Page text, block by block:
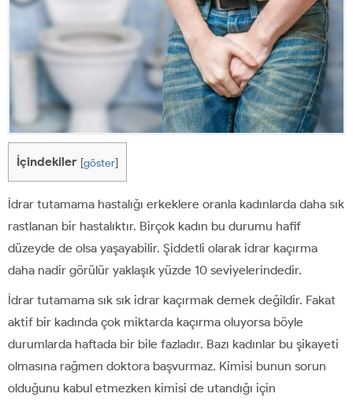
İçindekiler [göster]
İdrar tutamama hastalığı erkeklere oranla kadınlarda daha sık
rastlanan bir hastalıktır. Birçok kadın bu durumu hafif
düzeyde de olsa yaşayabilir. Şiddetli olarak idrar kaçırma
daha nadir görülür yaklaşık yüzde 10 seviyelerindedir.
İdrar tutamama sık sık idrar kaçırmak demek değildir. Fakat
aktif bir kadında çok miktarda kaçırma oluyorsa böyle
durumlarda haftada bir bile fazladır. Bazı kadınlar bu şikayeti
olmasına rağmen doktora başvurmaz. Kimisi bunun sorun
olduğunu kabul etmezken kimisi de utandığı için